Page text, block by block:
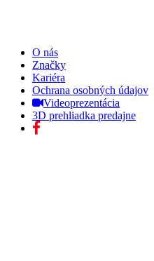
O nás
Značky
Kariéra
Ochrana osobných údajov
Videoprezentácia
3D prehliadka predajne